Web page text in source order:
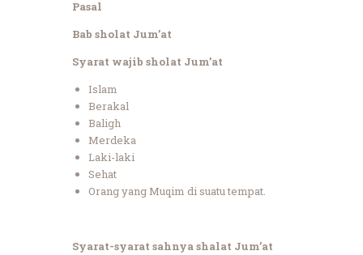
Pasal
Bab sholat Jum’at
Syarat wajib sholat Jum’at
Islam
Berakal
Baligh
Merdeka
Laki-laki
Sehat
Orang yang Muqim di suatu tempat.
Syarat-syarat sahnya shalat Jum’at